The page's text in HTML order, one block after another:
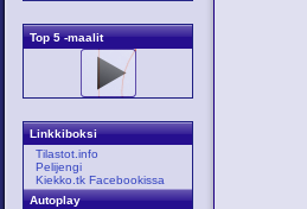
Top 5 -maalit
Linkkiboksi
Tilastot.info
Pelijengi
Kiekko.tk Facebookissa
Autoplay